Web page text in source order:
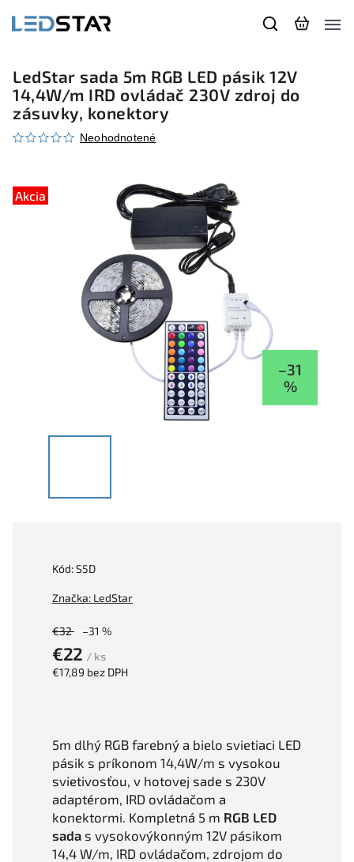
LedStar sada 5m RGB LED pásik 12V
14,4W/m IRD ovládač 230V zdroj do
zásuvky, konektory
Neohodnotené
Akcia
–31
%
Kód:S5D
Značka: LedStar
€32 –31 %
€22 / ks
€17,89 bez DPH
5m dlhý RGB farebný a bielo svietiaci LED
pásik s príkonom 14,4W/m s vysokou
svietivosťou, v hotovej sade s 230V
adaptérom, IRD ovládačom a
konektormi. Kompletná 5 m RGB LED
sada s vysokovýkonným 12V pásikom
14,4 W/m, IRD ovládačom, zdrojom do